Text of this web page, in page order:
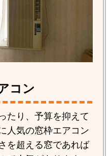
コン
たり、予算を抑えて
人気の窓枠エアコン
を超える窓であれば